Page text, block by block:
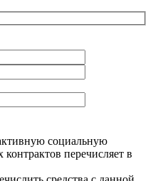
социальную
перечисляет в